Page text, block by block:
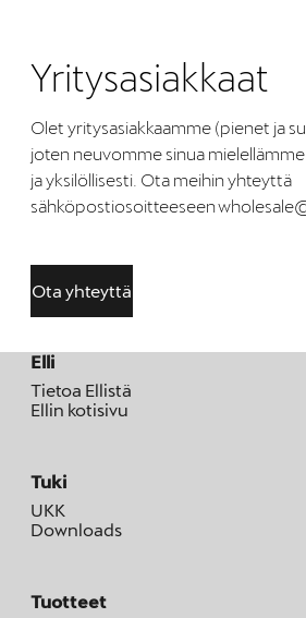
Yritysasiakkaat
Olet yritysasiakkaamme (pienet ja
joten neuvomme sinua
ja yksilöllisesti. Ota meihin yhteyttä
sähköpostiosoitteeseen
Ota yhteyttä
Elli
Tietoa Ellistä
Ellin kotisivu
Tuki
UKK
Downloads
Tuotteet